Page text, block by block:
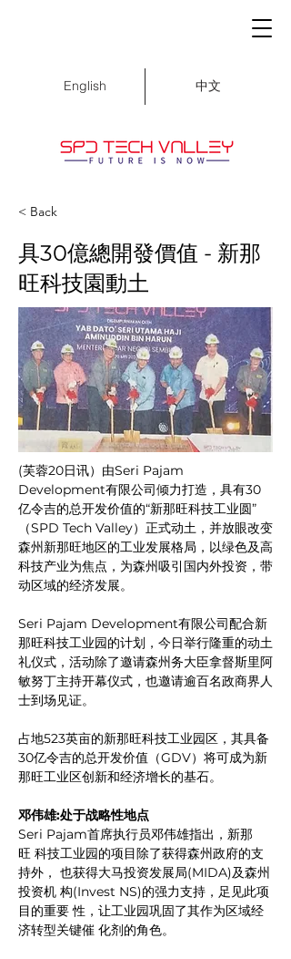
English 中文
< Back
具30億總開發價值 - 新那
旺科技園動土
(芙蓉20日讯）由Seri Pajam
Development有限公司倾力打造，具有30
亿令吉的总开发价值的“新那旺科技工业圆”
（SPD Tech Valley）正式动土，并放眼改变
森州新那旺地区的工业发展格局，以绿色及高
科技产业为焦点，为森州吸引国内外投资，带
动区域的经济发展。
Seri Pajam Development有限公司配合新
那旺科技工业园的计划，今日举行隆重的动土
礼仪式，活动除了邀请森州务大臣拿督斯里阿
敏努丁主持开幕仪式，也邀请逾百名政商界人
士到场见证。
占地523英亩的新那旺科技工业园区，其具备
30亿令吉的总开发价值（GDV）将可成为新
那旺工业区创新和经济增长的基石。
邓伟雄:处于战略性地点
Seri Pajam首席执行员邓伟雄指出，新那
旺 科技工业园的项目除了获得森州政府的支
持外， 也获得大马投资发展局(MIDA)及森州
投资机 构(Invest NS)的强力支持，足见此项
目的重要 性，让工业园巩固了其作为区域经
济转型关键催 化剂的角色。